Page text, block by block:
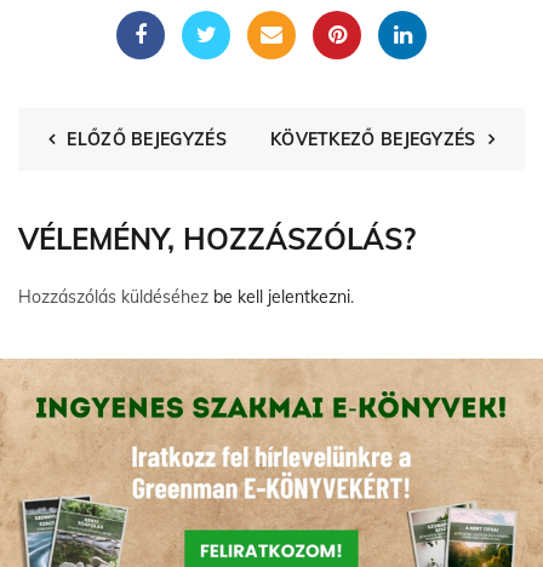
ELŐZŐ BEJEGYZÉS KÖVETKEZŐ BEJEGYZÉS
VÉLEMÉNY, HOZZÁSZÓLÁS?
Hozzászólás küldéséhez be kell jelentkezni.